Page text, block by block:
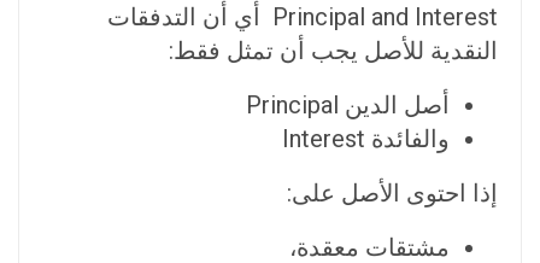
Principal and Interest أي أن التدفقات
النقدية للأصل يجب أن تمثل فقط:
أصل الدين Principal
والفائدة Interest
إذا احتوى الأصل على:
مشتقات معقدة،